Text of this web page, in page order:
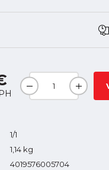
1/1
1,14 kg
4019576005704